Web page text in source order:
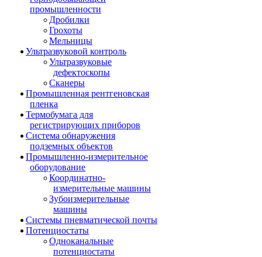
промышленности
Дробилки
Грохоты
Мельницы
Ультразвуковой контроль
Ультразвуковые
дефектоскопы
Сканеры
Промышленная рентгеновская
пленка
Термобумага для
регистрирующих приборов
Система обнаружения
подземных объектов
Промышленно-измерительное
оборудование
Координатно-
измерительные машины
Зубоизмерительные
машины
Системы пневматической почты
Потенциостаты
Одноканальные
потенциостаты